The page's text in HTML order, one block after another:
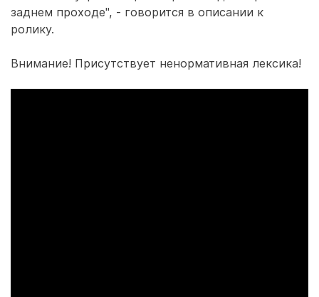
заднем проходе", - говорится в описании к
ролику.
Внимание! Присутствует ненормативная лексика!